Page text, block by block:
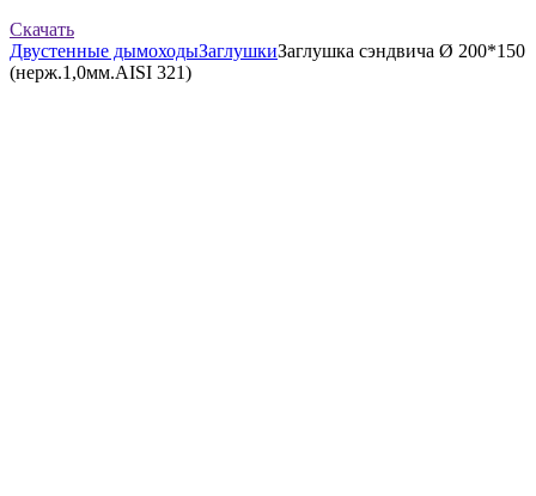
Скачать
Двустенные дымоходыЗаглушкиЗаглушка сэндвича Ø 200*150
(нерж.1,0мм.AISI 321)